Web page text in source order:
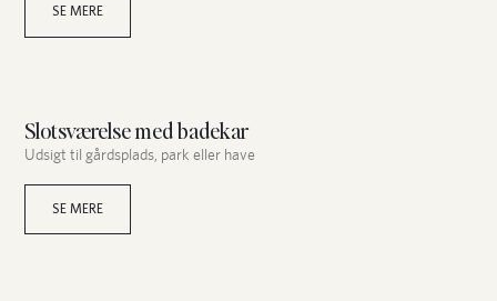
SE MERE
Slotsværelse med badekar
Udsigt til gårdsplads, park eller have
SE MERE